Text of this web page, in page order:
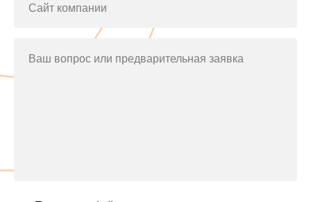
Сайт компании
Ваш вопрос или предварительная заявка